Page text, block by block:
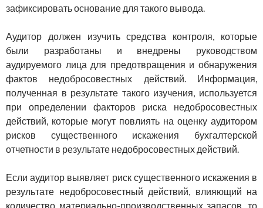
зафиксировать основание для такого вывода.
Аудитор должен изучить средства контроля, которые
были раз­работаны и внедрены руководством
аудируемого лица для предот­вращения и обнаружения
фактов недобросовестных действий. Ин­формация,
полученная в результате такого изучения, используется
при определении факторов риска недобросовестных
действий, ко­торые могут повлиять на оценку аудитором
рисков существенного искажения бухгалтерской
отчетности в результате недобросо­вестных действий.
Если аудитор выявляет риск существенного искажения в
резуль­тате недобросовестный действий, влияющий на
количество мате­риально-производственных запасов, то